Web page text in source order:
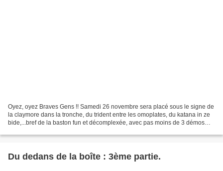
Oyez, oyez Braves Gens !! Samedi 26 novembre sera placé sous le signe de
la claymore dans la tronche, du trident entre les omoplates, du katana in ze
bide,...bref de la baston fun et décomplexée, avec pas moins de 3 démos
Du dedans de la boîte : 3ème partie.